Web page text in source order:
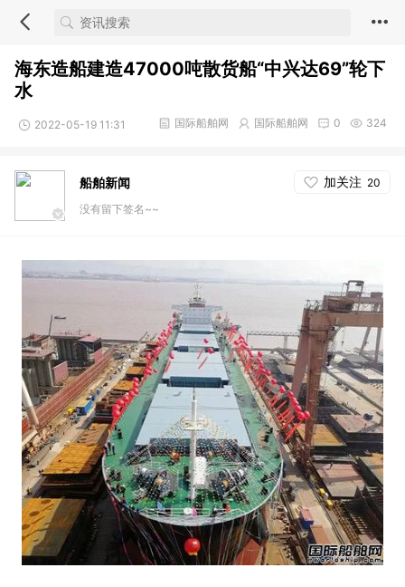
海东造船建造47000吨散货船“中兴达69”轮下
水
2022-05-19 11:31 324
0
国际船舶网
国际船舶网
船舶新闻 加关注 20
没有留下签名~~